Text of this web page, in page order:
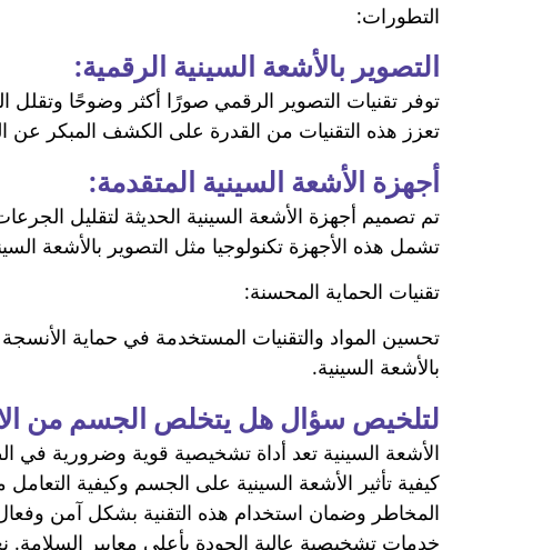
التطورات:
التصوير بالأشعة السينية الرقمية:
توفر تقنيات التصوير الرقمي صورًا أكثر وضوحًا وتقلل
تعزز هذه التقنيات من القدرة على الكشف المبكر عن
أجهزة الأشعة السينية المتقدمة:
تم تصميم أجهزة الأشعة السينية الحديثة لتقليل
تشمل هذه الأجهزة تكنولوجيا مثل التصوير بالأشعة
تقنيات الحماية المحسنة:
تحسين المواد والتقنيات المستخدمة في حماية
بالأشعة السينية.
لتلخيص سؤال هل يتخلص الجسم من
الأشعة السينية تعد أداة تشخيصية قوية وضرورية
كيفية تأثير الأشعة السينية على الجسم وكيفية
المخاطر وضمان استخدام هذه التقنية بشكل آمن
خدمات تشخيصية عالية الجودة بأعلى معايير